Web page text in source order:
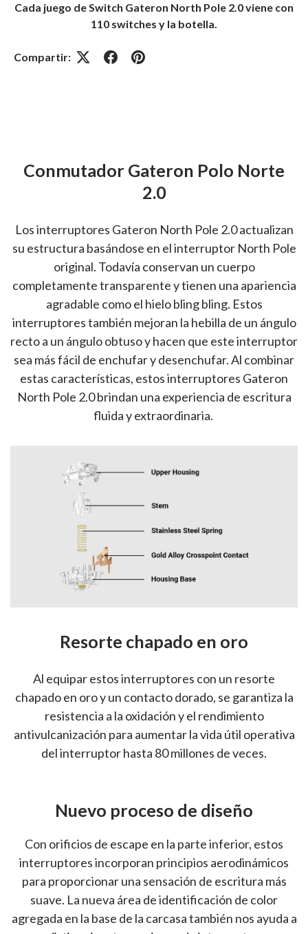
Cada juego de Switch Gateron North Pole 2.0 viene con
110 switches y la botella.
Compartir:
Conmutador Gateron Polo Norte
2.0
Los interruptores Gateron North Pole 2.0 actualizan
su estructura basándose en el interruptor North Pole
original. Todavía conservan un cuerpo
completamente transparente y tienen una apariencia
agradable como el hielo bling bling. Estos
interruptores también mejoran la hebilla de un ángulo
recto a un ángulo obtuso y hacen que este interruptor
sea más fácil de enchufar y desenchufar. Al combinar
estas características, estos interruptores Gateron
North Pole 2.0 brindan una experiencia de escritura
fluida y extraordinaria.
Resorte chapado en oro
Al equipar estos interruptores con un resorte
chapado en oro y un contacto dorado, se garantiza la
resistencia a la oxidación y el rendimiento
antivulcanización para aumentar la vida útil operativa
del interruptor hasta 80 millones de veces.
Nuevo proceso de diseño
Con orificios de escape en la parte inferior, estos
interruptores incorporan principios aerodinámicos
para proporcionar una sensación de escritura más
suave. La nueva área de identificación de color
agregada en la base de la carcasa también nos ayuda a